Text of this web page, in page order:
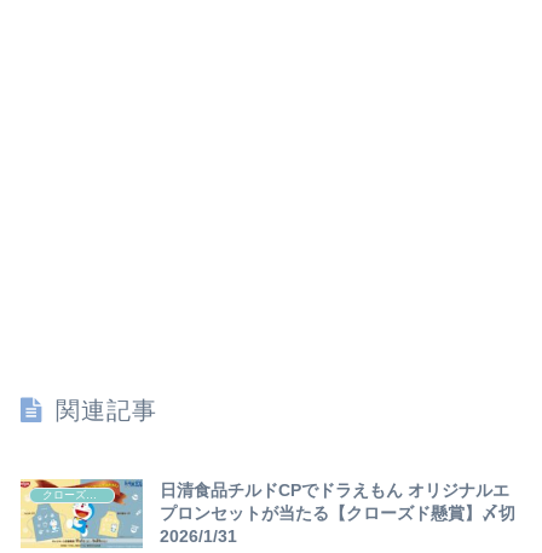
関連記事
クローズド懸賞
日清食品チルドCPでドラえもん オリジナルエ
プロンセットが当たる【クローズド懸賞】〆切
2026/1/31